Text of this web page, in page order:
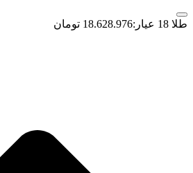
طلا 18 عیار: 18.628.976 تومان